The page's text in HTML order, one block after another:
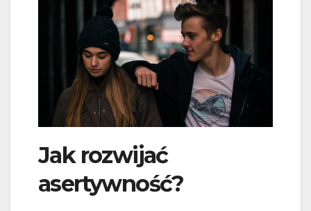
Jak rozwijać
asertywność?